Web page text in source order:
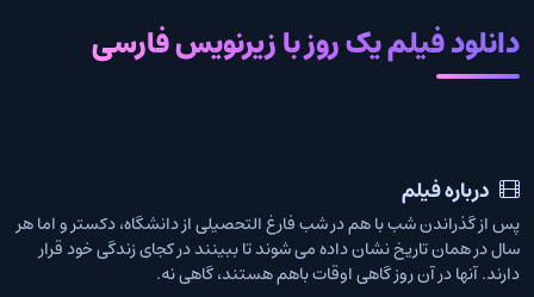
دانلود فیلم یک روز با زیرنویس فارسی
درباره فیلم
پس از گذراندن شب با هم در شب فارغ التحصیلی از دانشگاه، دکستر و اما هر
سال در همان تاریخ نشان داده می شوند تا ببینند در کجای زندگی خود قرار
دارند. آنها در آن روز گاهی اوقات باهم هستند، گاهی نه.